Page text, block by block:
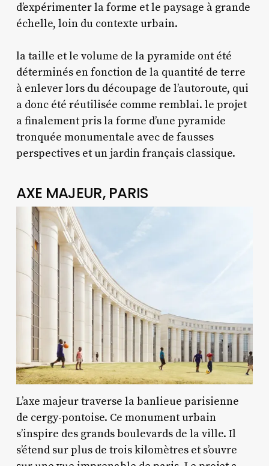
d’expérimenter la forme et le paysage à grande
échelle, loin du contexte urbain.
la taille et le volume de la pyramide ont été
déterminés en fonction de la quantité de terre
à enlever lors du découpage de l’autoroute, qui
a donc été réutilisée comme remblai. le projet
a finalement pris la forme d’une pyramide
tronquée monumentale avec de fausses
perspectives et un jardin français classique.
AXE MAJEUR, PARIS
L’axe majeur traverse la banlieue parisienne
de cergy-pontoise. Ce monument urbain
s’inspire des grands boulevards de la ville. Il
s’étend sur plus de trois kilomètres et s’ouvre